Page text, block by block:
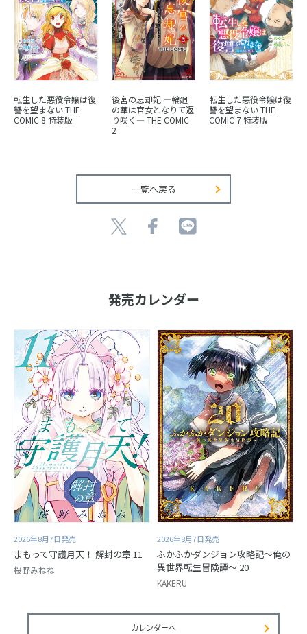
転生した悪役令嬢は復
讐を望まない THE
COMIC 8 特装版
後宮の忘却妃 ―輪廻
の華は官女となりて返
り咲く― THE COMIC
2
転生した悪役令嬢は復
讐を望まない THE
COMIC 7 特装版
一覧へ戻る
発売カレンダー
2026年8月7日発売
まもって守護月天！ 解封の章 11
桜野みねね
2026年8月7日発売
ふかふかダンジョン攻略記～俺の
異世界転生冒険譚～ 20
KAKERU
カレンダーへ